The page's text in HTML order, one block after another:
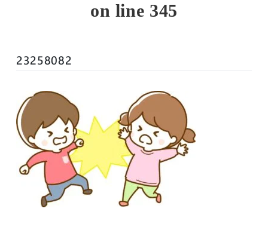
on line 345
23258082